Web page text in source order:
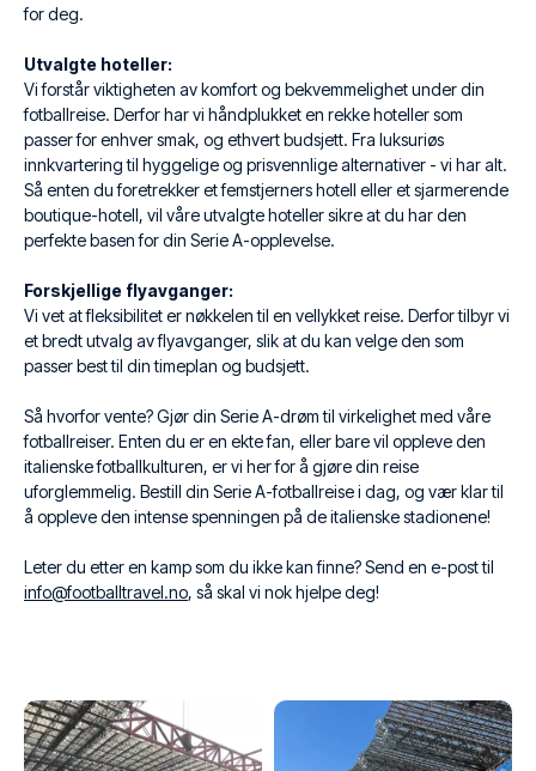
for deg.
Utvalgte hoteller:
Vi forstår viktigheten av komfort og bekvemmelighet under din
fotballreise. Derfor har vi håndplukket en rekke hoteller som
passer for enhver smak, og ethvert budsjett. Fra luksuriøs
innkvartering til hyggelige og prisvennlige alternativer - vi har alt.
Så enten du foretrekker et femstjerners hotell eller et sjarmerende
boutique-hotell, vil våre utvalgte hoteller sikre at du har den
perfekte basen for din Serie A-opplevelse.
Forskjellige flyavganger:
Vi vet at fleksibilitet er nøkkelen til en vellykket reise. Derfor tilbyr vi
et bredt utvalg av flyavganger, slik at du kan velge den som
passer best til din timeplan og budsjett.
Så hvorfor vente? Gjør din Serie A-drøm til virkelighet med våre
fotballreiser. Enten du er en ekte fan, eller bare vil oppleve den
italienske fotballkulturen, er vi her for å gjøre din reise
uforglemmelig. Bestill din Serie A-fotballreise i dag, og vær klar til
å oppleve den intense spenningen på de italienske stadionene!
Leter du etter en kamp som du ikke kan finne? Send en e-post til
info@footballtravel.no, så skal vi nok hjelpe deg!